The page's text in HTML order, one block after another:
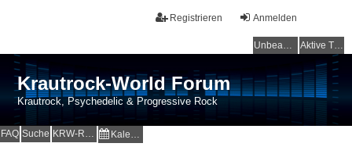
Anmelden
Registrieren
Unbeantwortete Themen Aktive Themen
Krautrock-World Forum
Krautrock, Psychedelic & Progressive Rock
FAQ Suche KRW-Radio Kalender